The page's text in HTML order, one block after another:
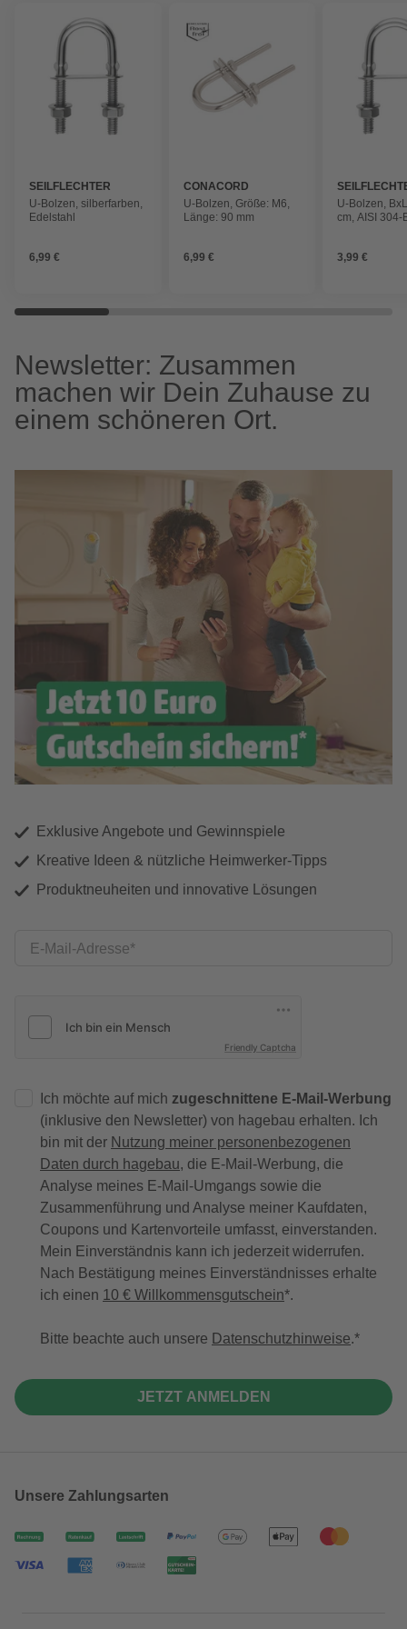
SEILFLECHTER
U-Bolzen, silberfarben,
Edelstahl
6,99 €
CONACORD
U-Bolzen, Größe: M6,
Länge: 90 mm
6,99 €
U-Bolzen,
cm, AISI 304-
3,99 €
Newsletter: Zusammen
machen wir Dein Zuhause zu
einem schöneren Ort.
Exklusive Angebote und Gewinnspiele
Kreative Ideen & nützliche Heimwerker-Tipps
Produktneuheiten und innovative Lösungen
E-Mail-Adresse
Friendly Captcha
Ich möchte auf mich zugeschnittene E-Mail-Werbung
(inklusive den Newsletter) von hagebau erhalten. Ich
bin mit der Nutzung meiner personenbezogenen
Daten durch hagebau, die E-Mail-Werbung, die
Analyse meines E-Mail-Umgangs sowie die
Zusammenführung und Analyse meiner Kaufdaten,
Coupons und Kartenvorteile umfasst, einverstanden.
Mein Einverständnis kann ich jederzeit widerrufen.
Nach Bestätigung meines Einverständnisses erhalte
ich einen 10 € Willkommensgutschein*.
Bitte beachte auch unsere Datenschutzhinweise.
JETZT ANMELDEN
Unsere Zahlungsarten